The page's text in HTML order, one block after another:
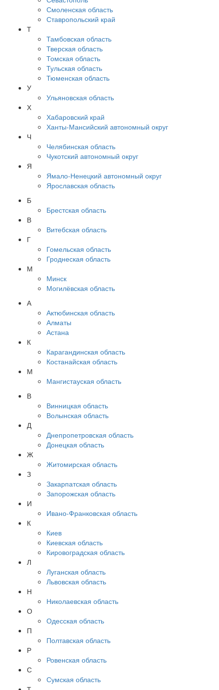
Смоленская область
Ставропольский край
Т
Тамбовская область
Тверская область
Томская область
Тульская область
Тюменская область
У
Ульяновская область
Х
Хабаровский край
Ханты-Мансийский автономный округ
Ч
Челябинская область
Чукотский автономный округ
Я
Ямало-Ненецкий автономный округ
Ярославская область
Б
Брестская область
В
Витебская область
Г
Гомельская область
Гроднеская область
М
Минск
Могилёвская область
А
Актюбинская область
Алматы
Астана
К
Карагандинская область
Костанайская область
М
Мангистауская область
В
Винницкая область
Волынская область
Д
Днепропетровская область
Донецкая область
Ж
Житомирская область
З
Закарпатская область
Запорожская область
И
Ивано-Франковская область
К
Киев
Киевская область
Кировоградская область
Л
Луганская область
Львовская область
Н
Николаевская область
О
Одесская область
П
Полтавская область
Р
Ровенская область
С
Сумская область